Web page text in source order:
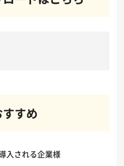
すめ
入される企業様